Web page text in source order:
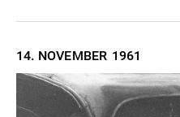
14. NOVEMBER 1961